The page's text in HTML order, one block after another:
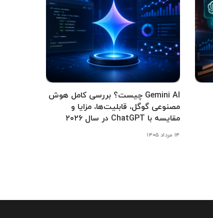
Gemini AI چیست؟ بررسی کامل هوش
مصنوعی گوگل، قابلیت‌ها، مزایا و
مقایسه با ChatGPT در سال ۲۰۲۶
۱۴ مرداد ۱۴۰۵